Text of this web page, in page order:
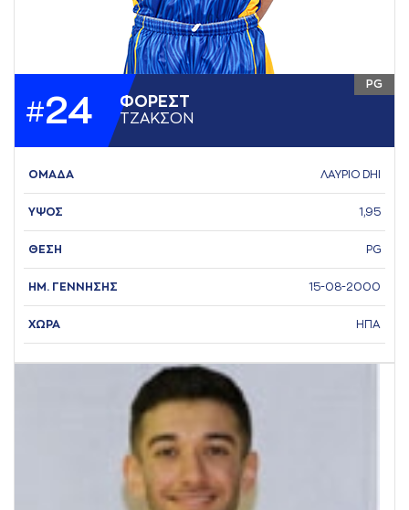
#24 ΦΟΡΕΣΤ
ΤΖAΚΣΟΝ
PG
ΟΜΑΔΑ ΛΑΥΡΙΟ DHI
ΥΨΟΣ 1,95
ΘΕΣΗ PG
ΗΜ. ΓΕΝΝΗΣΗΣ 15-08-2000
ΧΩΡΑ ΗΠΑ